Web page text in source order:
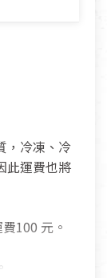
，冷凍、冷
此運費也將
100 元。